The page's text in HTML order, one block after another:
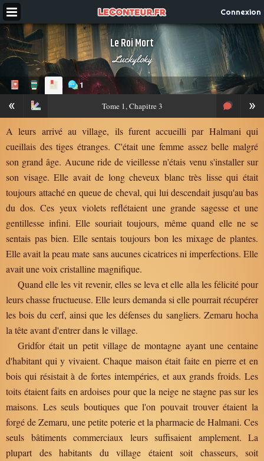
Connexion
Le Roi Mort
Luckyloky
1
« »
Tome1, Chapitre 3
A leurs arrivé au village, ils furent accueilli par Halmani qui
cueillais des tiges étranges. C'était une femme assez belle malgré
son grand âge. Aucune ride de vieillesse n'étais venu s'installer sur
son visage. Elle avait de long cheveux blanc très lisse qui était
toujours attaché en queue de cheval, qui lui descendait jusqu'au bas
du dos. Ces yeux violets reflétaient une grande sagesse et une
gentillesse infini. Elle souriait toujours, même quand elle ne se
sentais pas bien. Elle sentais toujours bon les mixage de plantes.
Elle avait la peau mate sans aucunes cicatrices ni imperfections. Elle
avait une voix cristalline magnifique.
Quand elle les vit revenir, elles se leva et elle alla les félicité pour
leurs chasse fructueuse. Elle leurs demanda si elle pourrait récupérer
les bois du cerf, ainsi que les défenses du sangliers. Zemaru hocha
la tête avant d'entrer dans le village.
Gridfor était un petit village de montagne ayant une centaine
d'habitant qui y vivaient. Chaque maison était faite en pierre et en
bois qui résistait à de fortes intempéries, et aux grands froids. Les
toits étaient faits en ardoises pour que la neige ne stagne pas sur les
maisons. Les seuls boutiques que l'on pouvait trouver étaient la
forgé de Zemaru, une petite poterie et la pharmacie de Halmani. Ces
seuls bâtiments commerciaux leurs suffisaient amplement. La
plupart des habitants du village étaient soit chasseurs, soit